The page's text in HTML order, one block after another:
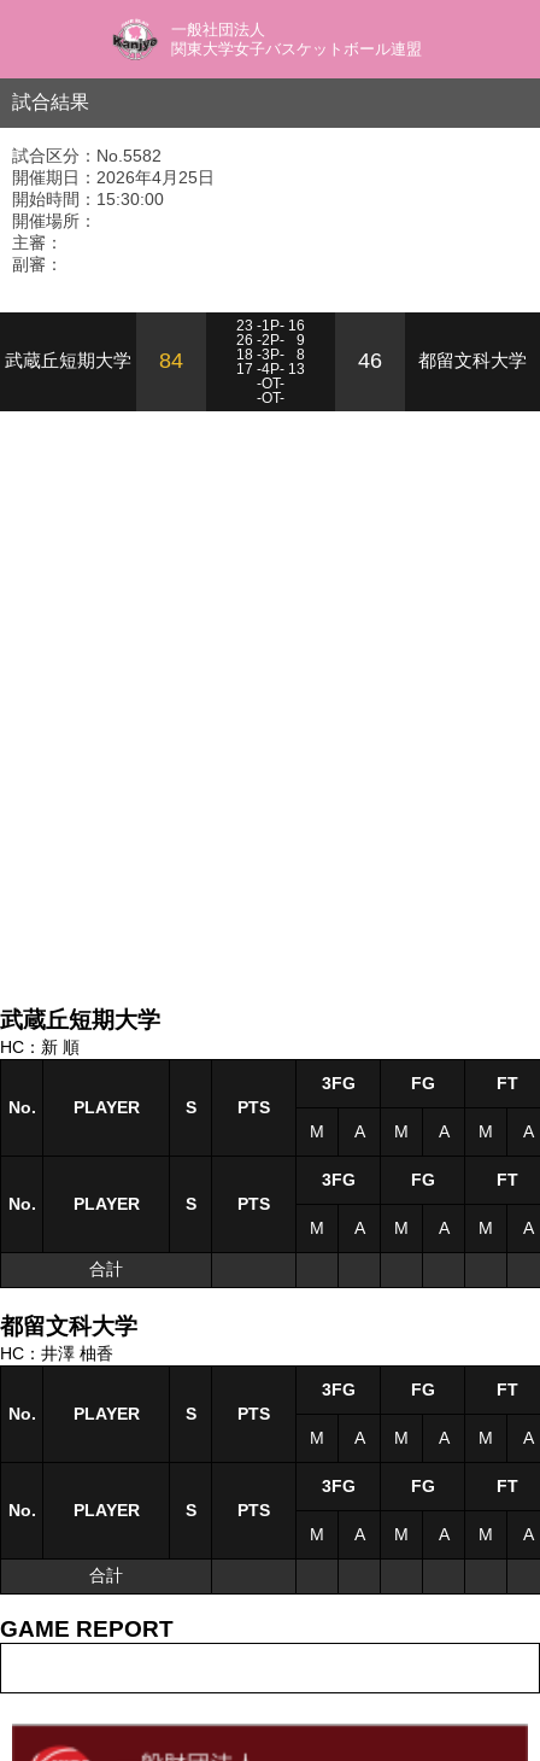
一般社団法人
関東大学女子バスケットボール連盟
試合結果
試合区分：No.5582
開催期日：2026年4月25日
開始時間：15:30:00
開催場所：
主審：
副審：
武蔵丘短期大学 84
23 -1P- 16
26 -2P-
9
18 -3P-
8
17 -4P- 13
-OT-
-OT-
46 都留文科大学
武蔵丘短期大学
HC：新 順
No. PLAYER S
No. PLAYER S
合計
No. PLAYER S PTS
3FG FG FT
M A M A M A
No. PLAYER S PTS
3FG FG FT
M A M A M A
合計
都留文科大学
HC：井澤 柚香
No. PLAYER S
No. PLAYER S
合計
No. PLAYER S PTS
3FG FG FT
M A M A M A
No. PLAYER S PTS
3FG FG FT
M A M A M A
合計
GAME REPORT